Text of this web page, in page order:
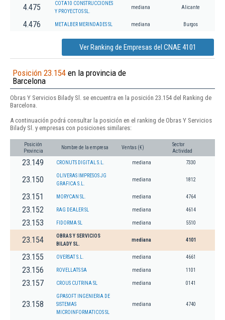
4.475
COTA10 CONSTRUCCIONES
Y PROYECTOS SL.
mediana Alicante
4.476 METALBER MERINDADES SL mediana Burgos
Ver Ranking de Empresas del CNAE 4101
Posición 23.154 en la provincia de
Barcelona
Obras Y Servicios Bilady Sl. se encuentra en la posición 23.154 del Ranking de
Barcelona.
A continuación podrá consultar la posición en el ranking de Obras Y Servicios
Bilady Sl. y empresas con posiciones similares:
Posición
Provincia
Nombre de la empresa Ventas (€)
Sector
Actividad
23.149 CRONUTS DIGITAL S.L. mediana 7330
23.150
OLIVERAS IMPRESOS JG
GRAFICA S.L.
mediana 1812
23.151 MORYCAN SL. mediana 4764
23.152 RAG DEALER SL mediana 4614
23.153 FIDORMA SL mediana 5510
23.154
OBRAS Y SERVICIOS
BILADY SL.
mediana 4101
23.155 OVERSAT S.L. mediana 4661
23.156 ROVELLATS SA mediana 1101
23.157 CROUS CUTRINA SL mediana 0141
23.158
GPASOFT INGENIERIA DE
SISTEMAS
MICROINFORMATICOS SL
mediana 4740